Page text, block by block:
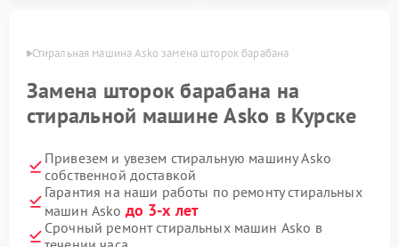
Стиральная машина Asko замена шторок барабана
Замена шторок барабана на
стиральной машине Asko в Курске
Привезем и увезем стиральную машину Asko
собственной доставкой
Гарантия на наши работы по ремонту стиральных
машин Asko до 3-х лет
Срочный ремонт стиральных машин Asko в